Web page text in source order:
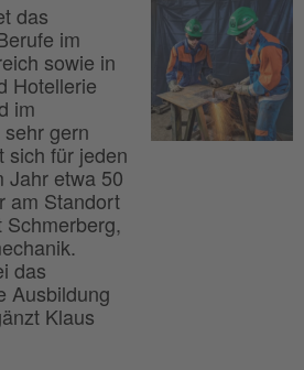
das
im
sowie in
Hotellerie
im
gern
für jeden
Jahr etwa 50
am Standort
Schmerberg,
das
Ausbildung
Klaus